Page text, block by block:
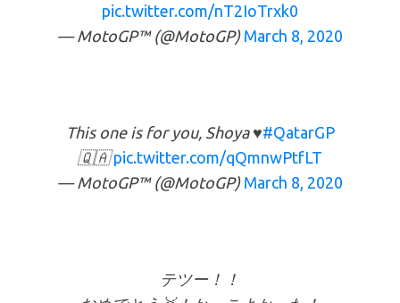
pic.twitter.com/nT2IoTrxk0
— MotoGP™ (@MotoGP) March 8, 2020
This one is for you, Shoya ♥️#QatarGP
🇶🇦pic.twitter.com/qQmnwPtfLT
— MotoGP™ (@MotoGP) March 8, 2020
テツー！！